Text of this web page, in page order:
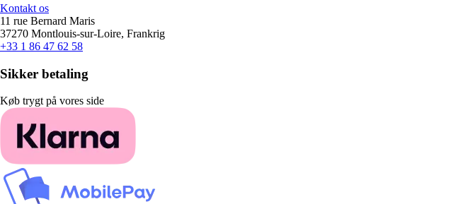
Kontakt os
11 rue Bernard Maris
37270 Montlouis-sur-Loire, Frankrig
+33 1 86 47 62 58
Sikker betaling
Køb trygt på vores side